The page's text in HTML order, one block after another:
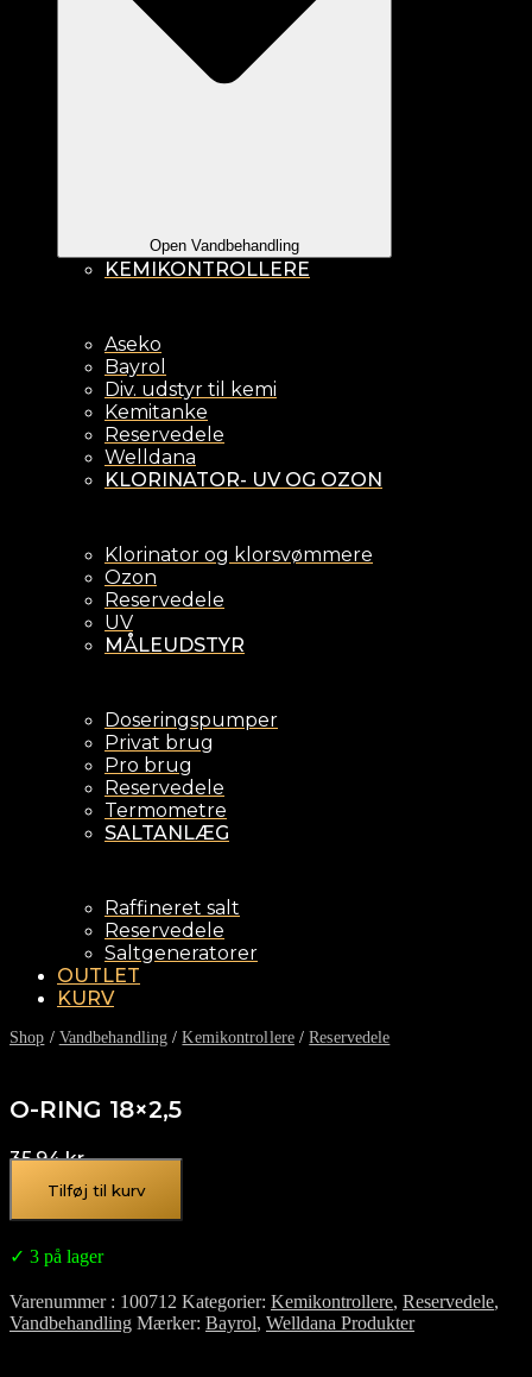
Open Vandbehandling
KEMIKONTROLLERE
Aseko
Bayrol
Div. udstyr til kemi
Kemitanke
Reservedele
Welldana
KLORINATOR- UV OG OZON
Klorinator og klorsvømmere
Ozon
Reservedele
UV
MÅLEUDSTYR
Doseringspumper
Privat brug
Pro brug
Reservedele
Termometre
SALTANLÆG
Raffineret salt
Reservedele
Saltgeneratorer
OUTLET
KURV
Shop / Vandbehandling /Kemikontrollere/Reservedele
O-RING 18×2,5
35,94kr.
Tilføj til kurv
✓ 3 på lager
Varenummer 100712 Kategorier Kemikontrollere, Reservedele,
Vandbehandling Mærker Bayrol, Welldana Produkter